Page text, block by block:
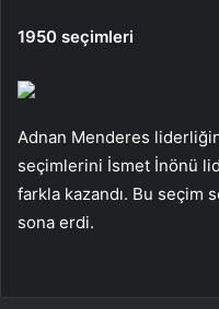
1950 seçimleri
Adnan Menderes
seçimlerini İsmet İnönü
farkla kazandı. Bu seçim
sona erdi.